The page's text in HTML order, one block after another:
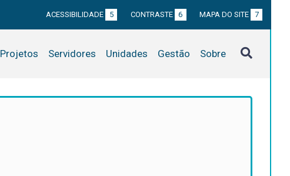
ACESSIBILIDADE 5 CONTRASTE 6 MAPA DO SITE 7
Projetos Servidores Unidades Gestão Sobre